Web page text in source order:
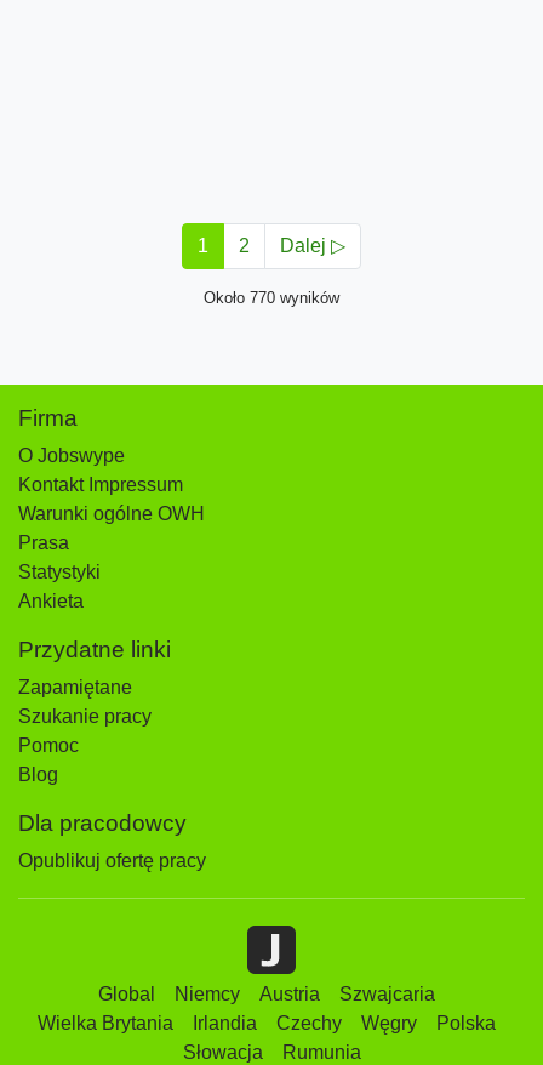
1 2 Dalej ▷
Około 770 wyników
Firma
O Jobswype
Kontakt Impressum
Warunki ogólne OWH
Prasa
Statystyki
Ankieta
Przydatne linki
Zapamiętane
Szukanie pracy
Pomoc
Blog
Dla pracodowcy
Opublikuj ofertę pracy
Global Niemcy Austria
Szwajcaria
Wielka Brytania
Irlandia Czechy Węgry
Polska
Słowacja
Rumunia